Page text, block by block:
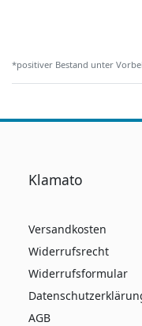
*positiver Bestand unter
Klamato
Versandkosten
Widerrufsrecht
Widerrufsformular
AGB